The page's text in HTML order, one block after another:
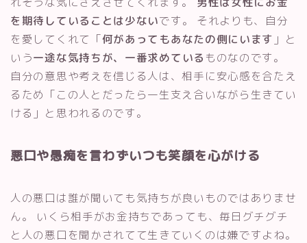
を期待していることは少ないです。 それよりも、自分
を愛してくれて「何があってもあなたの側にいます 」と
いう一途な気持ちが、一番求めている ものなのです。
自分の意思や考えを信じる人は、相手に安心感を合たえ
るため「この人とだったら一生支え合いながら生きてい
ける」と思われるのです。
悪口や愚痴を言わずいつも笑顔を心がける
人の悪口は誰が聞いても気持ちが良いものではありませ
ん。 いくら相手がお金持ちであっても、毎日グチグチ
と人の悪口を聞かされてて生きていくのは嫌ですよね。